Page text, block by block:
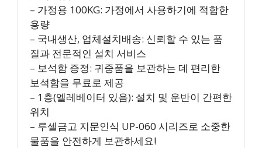
– 가정용 100KG: 가정에서 사용하기에 적합한
용량
– 국내생산, 업체설치배송: 신뢰할 수 있는 품
질과 전문적인 설치 서비스
– 보석함 증정: 귀중품을 보관하는 데 편리한
보석함을 무료로 제공
– 1층(엘레베이터 있음): 설치 및 운반이 간편한
위치
– 루셀금고 지문인식 UP-060 시리즈로 소중한
물품을 안전하게 보관하세요!